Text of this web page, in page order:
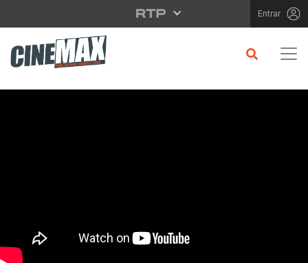
Saltar para o conteúdo principal Entrar
Filme em Cartaz